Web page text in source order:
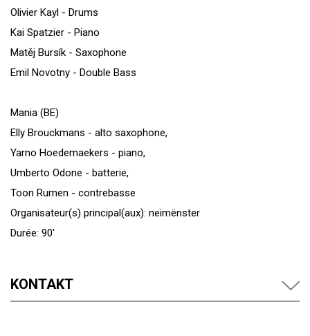
Olivier Kayl - Drums
Kai Spatzier - Piano
Matěj Bursík - Saxophone
Emil Novotny - Double Bass
Mania (BE)
Elly Brouckmans - alto saxophone,
Yarno Hoedemaekers - piano,
Umberto Odone - batterie,
Toon Rumen - contrebasse
Organisateur(s) principal(aux): neimënster
Durée: 90'
KONTAKT